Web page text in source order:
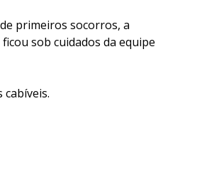
primeiros socorros, a
sob cuidados da equipe